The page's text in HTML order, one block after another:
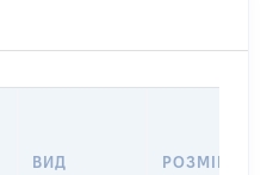
ВИД
РОЗМІР